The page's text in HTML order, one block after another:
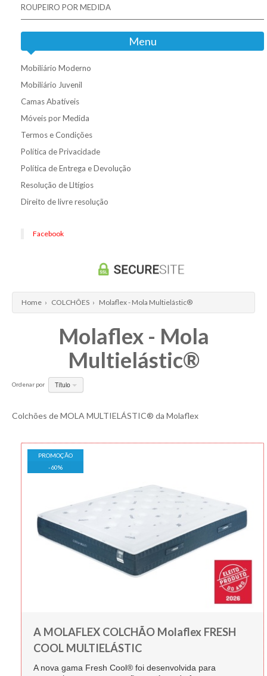
ROUPEIRO POR MEDIDA
Menu
Mobiliário Moderno
Mobiliário Juvenil
Camas Abatíveis
Móveis por Medida
Termos e Condições
Política de Privacidade
Política de Entrega e Devolução
Resolução de Lltígios
Direito de livre resolução
Facebook
Home › COLCHÕES › Molaflex - Mola Multielástic®
Molaflex - Mola
Multielástic®
Ordenar por Título
Colchões de MOLA MULTIELÁSTIC® da Molaflex
PROMOÇÃO
-60%
A MOLAFLEX COLCHÃO Molaflex FRESH
COOL MULTIELÁSTIC
A nova gama Fresh Cool® foi desenvolvida para